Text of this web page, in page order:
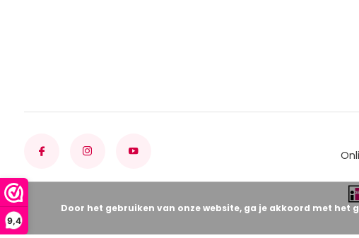
9,4
Door het gebruiken van onze website, ga je akkoord met het